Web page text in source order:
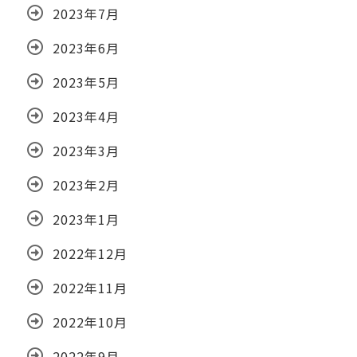
2023年7月
2023年6月
2023年5月
2023年4月
2023年3月
2023年2月
2023年1月
2022年12月
2022年11月
2022年10月